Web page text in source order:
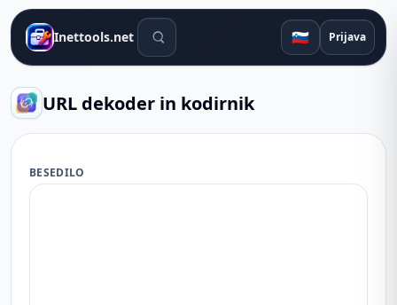
Inettools.net Orodja za iskanje 🇸🇮 Prijava
URL dekoder in kodirnik
BESEDILO